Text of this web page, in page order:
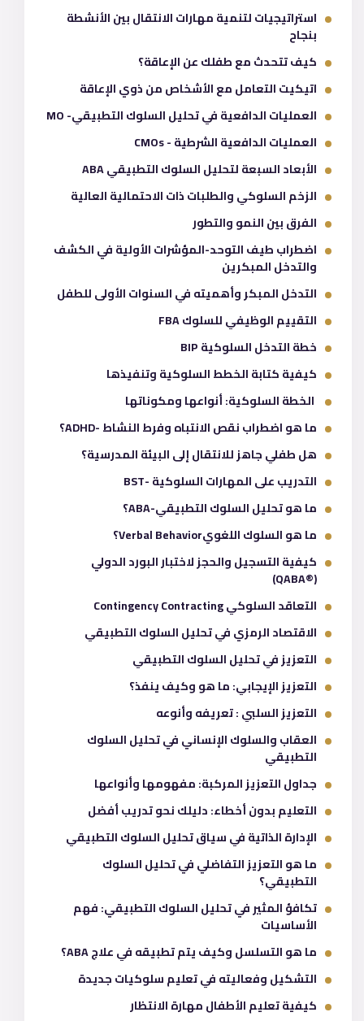
استراتيجيات لتنمية مهارات الانتقال بين الأنشطة
بنجاح
كيف تتحدث مع طفلك عن الإعاقة؟
اتيكيت التعامل مع الأشخاص من ذوي الإعاقة
العمليات الدافعية في تحليل السلوك التطبيقي- MO
العمليات الدافعية الشرطية - CMOs
الأبعاد السبعة لتحليل السلوك التطبيقي ABA
الزخم السلوكي والطلبات ذات الاحتمالية العالية
الفرق بين النمو والتطور
اضطراب طيف التوحد-المؤشرات الأولية في الكشف
والتدخل المبكرين
التدخل المبكر وأهميته في السنوات الأولى للطفل
التقييم الوظيفي للسلوك FBA
خطة التدخل السلوكية BIP
كيفية كتابة الخطط السلوكية وتنفيذها
الخطة السلوكية: أنواعها ومكوناتها
ما هو اضطراب نقص الانتباه وفرط النشاط -ADHD؟
هل طفلي جاهز للانتقال إلى البيئة المدرسية؟
التدريب على المهارات السلوكية -BST
ما هو تحليل السلوك التطبيقي-ABA؟
ما هو السلوك اللغويVerbal Behavior؟
كيفية التسجيل والحجز لاختبار البورد الدولي
(®QABA)
التعاقد السلوكي Contingency Contracting
الاقتصاد الرمزي في تحليل السلوك التطبيقي
التعزيز في تحليل السلوك التطبيقي
التعزيز الإيجابي: ما هو وكيف ينفذ؟
التعزيز السلبي : تعريفه وأنوعه
العقاب والسلوك الإنساني في تحليل السلوك
التطبيقي
جداول التعزيز المركبة: مفهومها وأنواعها
التعليم بدون أخطاء: دليلك نحو تدريب أفضل
الإدارة الذاتية في سياق تحليل السلوك التطبيقي
ما هو التعزيز التفاضلي في تحليل السلوك
التطبيقي؟
تكافؤ المثير في تحليل السلوك التطبيقي: فهم
الأساسيات
ما هو التسلسل وكيف يتم تطبيقه في علاج ABA؟
التشكيل وفعاليته في تعليم سلوكيات جديدة
كيفية تعليم الأطفال مهارة الانتظار